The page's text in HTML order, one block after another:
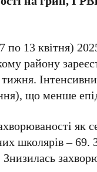
13 квітня)
району
що менше
як
школярів –